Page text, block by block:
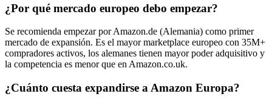
¿Por qué mercado europeo debo empezar?
Se recomienda empezar por Amazon.de (Alemania) como primer
mercado de expansión. Es el mayor marketplace europeo con 35M+
compradores activos, los alemanes tienen mayor poder adquisitivo y
la competencia es menor que en Amazon.co.uk.
¿Cuánto cuesta expandirse a Amazon Europa?